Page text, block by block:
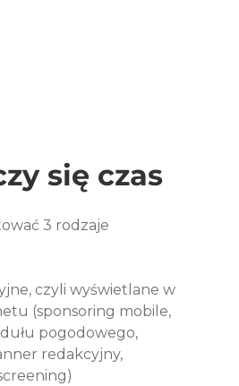
się czas
3 rodzaje
czyli wyświetlane w
(sponsoring mobile,
pogodowego,
redakcyjny,